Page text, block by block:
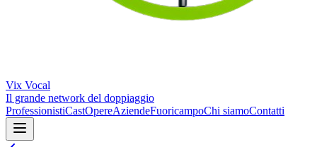
Vix Vocal
Il grande network del doppiaggio
ProfessionistiCastOpereAziendeFuoricampoChi siamoContatti